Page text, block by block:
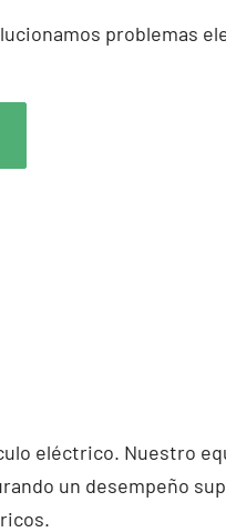
problemas
eléctrico. Nuestro
un desempeño